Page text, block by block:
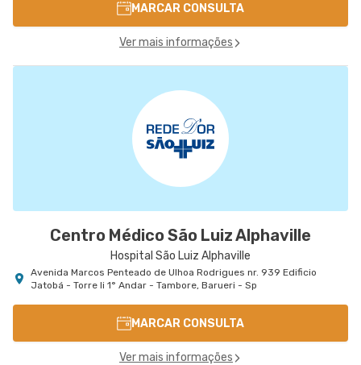
MARCAR CONSULTA
Ver mais informações
Centro Médico São Luiz Alphaville
Hospital São Luiz Alphaville
Avenida Marcos Penteado de Ulhoa Rodrigues nr. 939 Edificio
Jatobá - Torre Ii 1° Andar - Tambore, Barueri - Sp
MARCAR CONSULTA
Ver mais informações